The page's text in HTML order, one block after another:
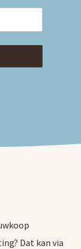
Dat kan via